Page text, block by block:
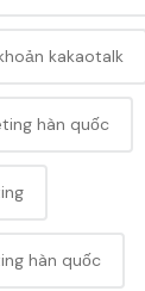
kakaotalk
hàn quốc
hàn quốc